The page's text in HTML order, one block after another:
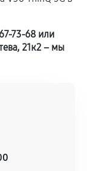
несет.
73-68 или
21к2 – мы